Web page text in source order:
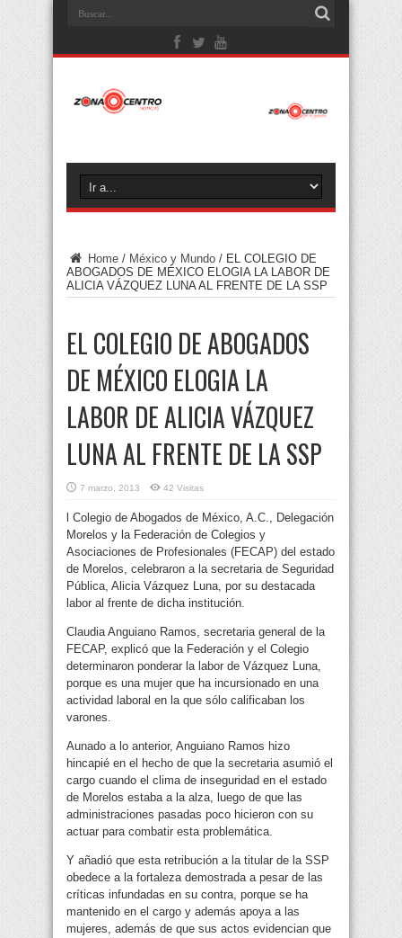
Home / México y Mundo / EL COLEGIO DE
ABOGADOS DE MÉXICO ELOGIA LA LABOR DE
ALICIA VÁZQUEZ LUNA AL FRENTE DE LA SSP
EL COLEGIO DE ABOGADOS
DE MÉXICO ELOGIA LA
LABOR DE ALICIA VÁZQUEZ
LUNA AL FRENTE DE LA SSP
7 marzo, 2013 42 Visitas
l Colegio de Abogados de México, A.C., Delegación
Morelos y la Federación de Colegios y
Asociaciones de Profesionales (FECAP) del estado
de Morelos, celebraron a la secretaria de Seguridad
Pública, Alicia Vázquez Luna, por su destacada
labor al frente de dicha institución.
Claudia Anguiano Ramos, secretaria general de la
FECAP, explicó que la Federación y el Colegio
determinaron ponderar la labor de Vázquez Luna,
porque es una mujer que ha incursionado en una
actividad laboral en la que sólo calificaban los
varones.
Aunado a lo anterior, Anguiano Ramos hizo
hincapié en el hecho de que la secretaria asumió el
cargo cuando el clima de inseguridad en el estado
de Morelos estaba a la alza, luego de que las
administraciones pasadas poco hicieron con su
actuar para combatir esta problemática.
Y añadió que esta retribución a la titular de la SSP
obedece a la fortaleza demostrada a pesar de las
críticas infundadas en su contra, porque se ha
mantenido en el cargo y además apoya a las
mujeres, además de que sus actos evidencian que